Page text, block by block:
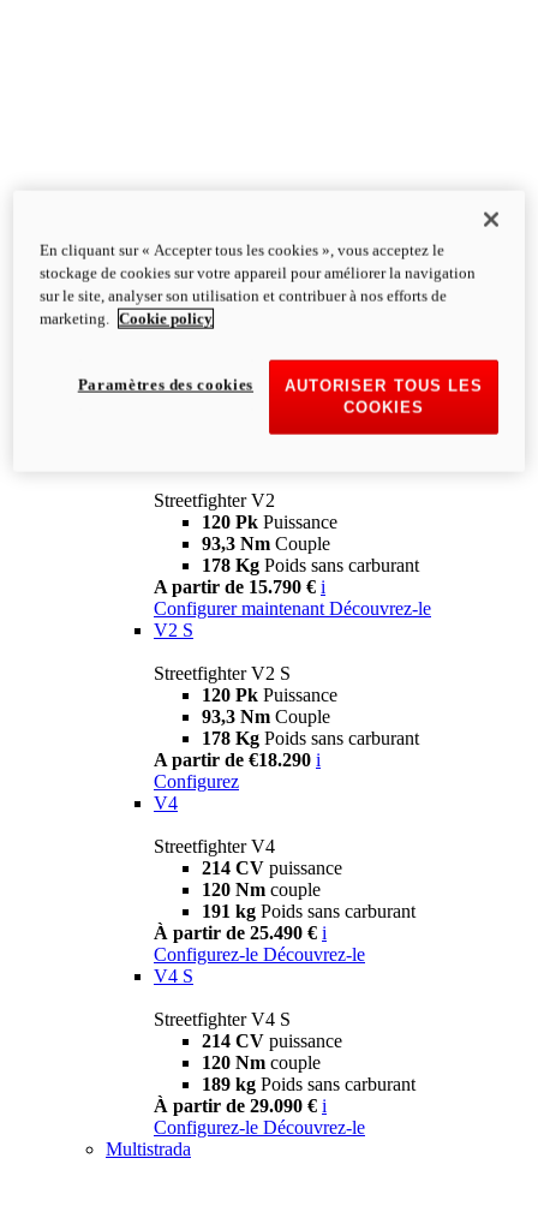
Streetfighter V2
120 Pk Puissance
93,3 Nm Couple
178 Kg Poids sans carburant
A partir de 15.790 € i
Configurer maintenant Découvrez-le
V2 S
Streetfighter V2 S
120 Pk Puissance
93,3 Nm Couple
178 Kg Poids sans carburant
A partir de €18.290 i
Configurez
V4
Streetfighter V4
214 CV puissance
120 Nm couple
191 kg Poids sans carburant
À partir de 25.490 € i
Configurez-le Découvrez-le
V4 S
Streetfighter V4 S
214 CV puissance
120 Nm couple
189 kg Poids sans carburant
À partir de 29.090 € i
Configurez-le Découvrez-le
Multistrada
En cliquant sur « Accepter tous les cookies », vous acceptez le
stockage de cookies sur votre appareil pour améliorer la navigation
sur le site, analyser son utilisation et contribuer à nos efforts de
marketing.
Cookie policy
AUTORISER TOUS LES
COOKIES
Paramètres des cookies